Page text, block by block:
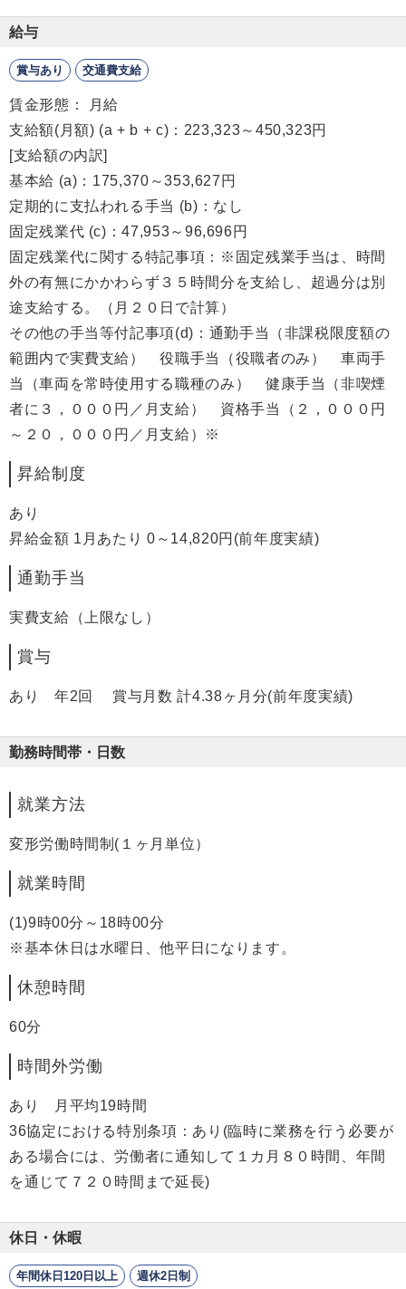
給与
賞与あり 交通費支給
賃金形態： 月給
支給額(月額) (a + b + c)：223,323～450,323円
[支給額の内訳]
基本給 (a)：175,370～353,627円
定期的に支払われる手当 (b)：なし
固定残業代 (c)：47,953～96,696円
固定残業代に関する特記事項：※固定残業手当は、時間
外の有無にかかわらず３５時間分を支給し、超過分は別
途支給する。（月２０日で計算）
その他の手当等付記事項(d)：通勤手当（非課税限度額の
範囲内で実費支給） 役職手当（役職者のみ） 車両手
当（車両を常時使用する職種のみ） 健康手当（非喫煙
者に３，０００円／月支給） 資格手当（２，０００円
～２０，０００円／月支給）※
昇給制度
あり
昇給金額 1月あたり 0～14,820円(前年度実績)
通勤手当
実費支給（上限なし）
賞与
あり 年2回 賞与月数 計4.38ヶ月分(前年度実績)
勤務時間帯・日数
就業方法
変形労働時間制(１ヶ月単位）
就業時間
(1)9時00分～18時00分
※基本休日は水曜日、他平日になります。
休憩時間
60分
時間外労働
あり 月平均19時間
36協定における特別条項：あり(臨時に業務を行う必要が
ある場合には、労働者に通知して１カ月８０時間、年間
を通じて７２０時間まで延長)
休日・休暇
年間休日120日以上 週休2日制